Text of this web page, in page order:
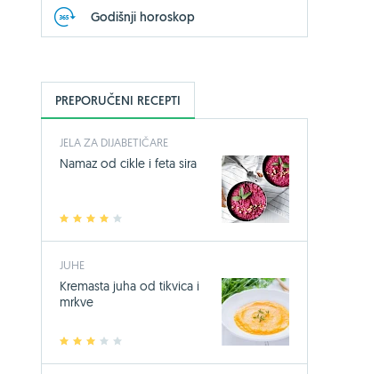
Godišnji horoskop
PREPORUČENI RECEPTI
JELA ZA DIJABETIČARE
2 3 4
Namaz od cikle i feta sira
JUHE
2 3 4
Kremasta juha od tikvica i
mrkve